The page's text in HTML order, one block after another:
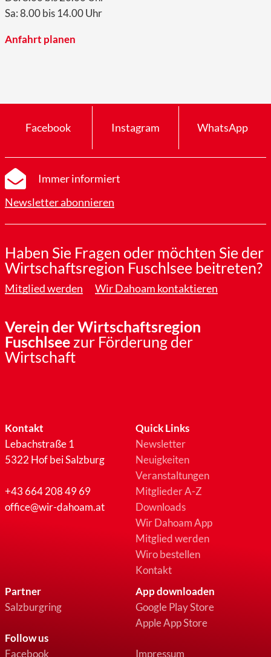
Sa: 8.00 bis 14.00 Uhr
Anfahrt planen
Facebook Instagram WhatsApp
Immer informiert
Newsletter abonnieren
Haben Sie Fragen oder möchten Sie der
Wirtschaftsregion Fuschlsee beitreten?
Mitglied werden Wir Dahoam kontaktieren
Verein der Wirtschaftsregion
Fuschlseezur Förderung der
Wirtschaft
Kontakt
Lebachstraße 1
5322 Hof bei Salzburg
+43 664 208 49 69
office@wir-dahoam.at
Quick Links
Newsletter
Neuigkeiten
Veranstaltungen
Mitglieder A-Z
Downloads
Wir Dahoam App
Mitglied werden
Wiro bestellen
Kontakt
Partner
Salzburgring
Follow us
Facebook
App downloaden
Google Play Store
Apple App Store
Impressum